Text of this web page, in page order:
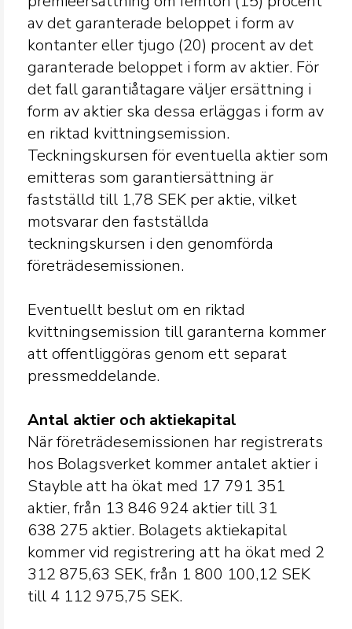
av det garanterade beloppet i form av
kontanter eller tjugo (20) procent av det
garanterade beloppet i form av aktier. För
det fall garantiåtagare väljer ersättning i
form av aktier ska dessa erläggas i form av
en riktad kvittningsemission.
Teckningskursen för eventuella aktier som
emitteras som garantiersättning är
fastställd till 1,78 SEK per aktie, vilket
motsvarar den fastställda
teckningskursen i den genomförda
företrädesemissionen.
Eventuellt beslut om en riktad
kvittningsemission till garanterna kommer
att offentliggöras genom ett separat
pressmeddelande.
Antal aktier och aktiekapital
När företrädesemissionen har registrerats
hos Bolagsverket kommer antalet aktier i
Stayble att ha ökat med 17 791 351
aktier, från 13 846 924 aktier till 31
638 275 aktier. Bolagets aktiekapital
kommer vid registrering att ha ökat med 2
312 875,63 SEK, från 1 800 100,12 SEK
till 4 112 975,75 SEK.